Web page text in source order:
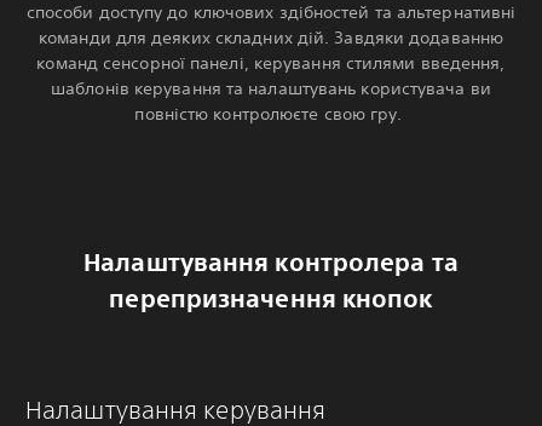
способи доступу до ключових здібностей та альтернативні
команди для деяких складних дій. Завдяки додаванню
команд сенсорної панелі, керування стилями введення,
шаблонів керування та налаштувань користувача ви
повністю контролюєте свою гру.‎
Налаштування контролера та
перепризначення кнопок
Налаштування керування